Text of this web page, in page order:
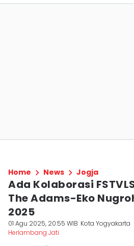
Home News Jogja
Ada Kolaborasi
The Adams-Eko
2025
01 Agu 2025, 20:55 WIB Kota Yogyakarta
Herlambang Jati